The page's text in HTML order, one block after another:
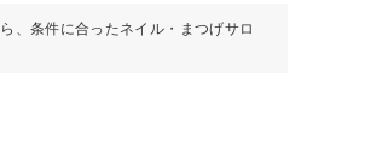
、条件に合ったネイル・まつげサロ